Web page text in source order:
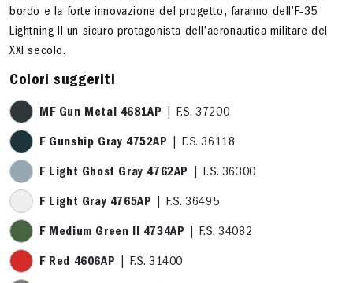
bordo e la forte innovazione del progetto, faranno dell’F-35
Lightning II un sicuro protagonista dell’aeronautica militare del
XXI secolo.
Colori suggeriti
MF Gun Metal 4681AP | F.S. 37200
F Gunship Gray 4752AP | F.S. 36118
F Light Ghost Gray 4762AP | F.S. 36300
F Light Gray 4765AP | F.S. 36495
F Medium Green II 4734AP | F.S. 34082
F Red 4606AP | F.S. 31400